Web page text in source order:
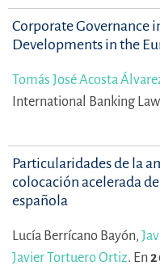
Corporate Governance
Developments in the
Tomás José Acosta
International Banking Law
Particularidades de la
colocación acelerada
española
Lucía Berrícano Bayón,
Javier Tortuero Ortiz. En